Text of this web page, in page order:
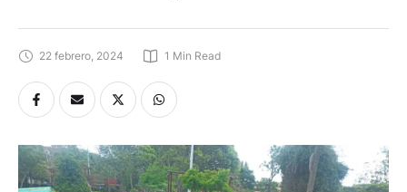
22 febrero, 2024 1 Min Read